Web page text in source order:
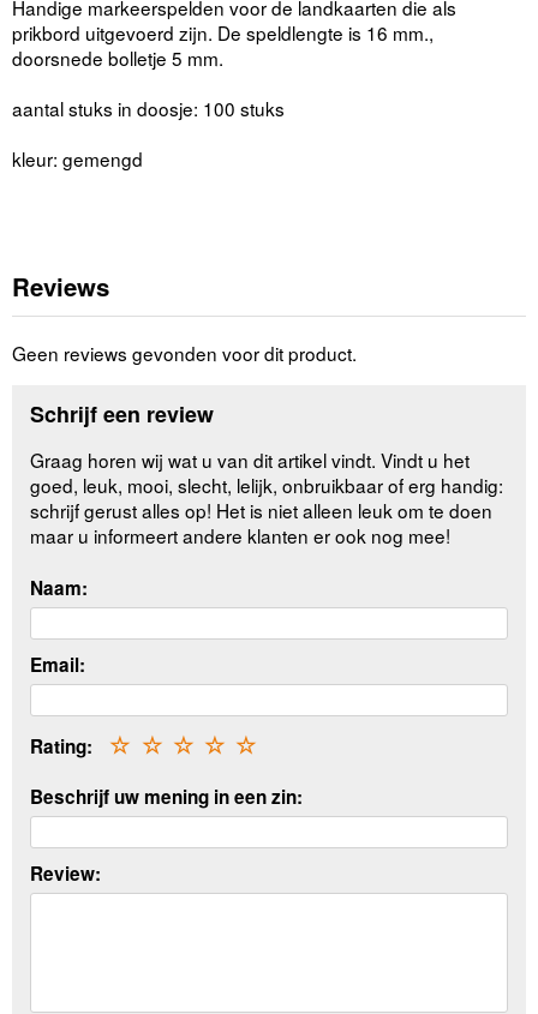
Handige markeerspelden voor de landkaarten die als
prikbord uitgevoerd zijn. De speldlengte is 16 mm.,
doorsnede bolletje 5 mm.
aantal stuks in doosje: 100 stuks
kleur: gemengd
Reviews
Geen reviews gevonden voor dit product.
Schrijf een review
Graag horen wij wat u van dit artikel vindt. Vindt u het
goed, leuk, mooi, slecht, lelijk, onbruikbaar of erg handig:
schrijf gerust alles op! Het is niet alleen leuk om te doen
maar u informeert andere klanten er ook nog mee!
Naam:
Email:
Rating: ☆
☆
☆
☆
☆
Beschrijf uw mening in een zin:
Review: